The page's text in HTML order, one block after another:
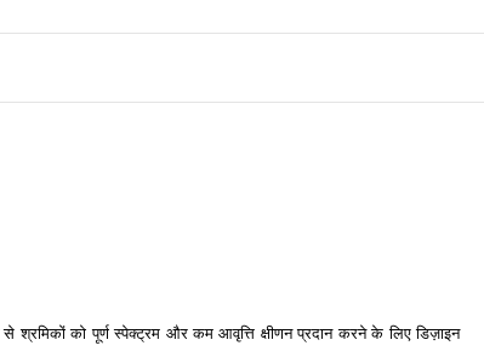
श्रमिकों को पूर्ण स्पेक्ट्रम और कम आवृत्ति क्षीणन प्रदान करने के लिए डिज़ाइन